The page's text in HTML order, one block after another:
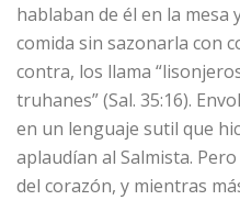
hablaban de él en la
comida sin sazonarla con
contra, los llama
truhanes” (Sal. 35:16).
en un lenguaje sutil que
aplaudían al Salmista.
del corazón, y mientras